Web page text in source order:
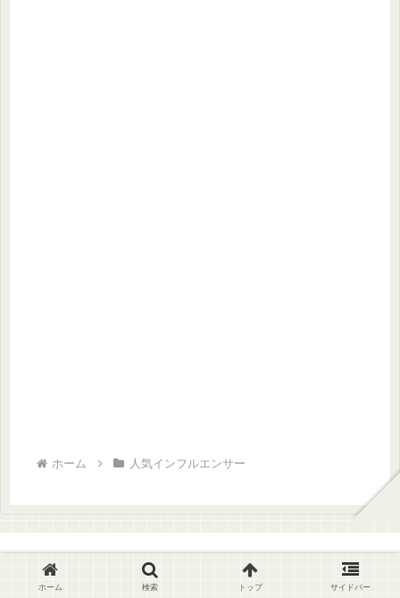
ホーム 人気インフルエンサー
人気インフルエンサーLAB
ホーム 検索 トップ サイドバー